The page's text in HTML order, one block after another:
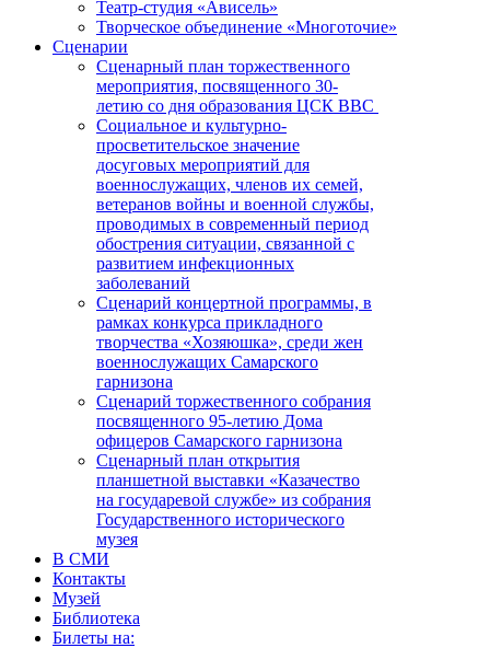
Театр-студия «Ависель»
Творческое объединение «Многоточие»
Сценарии
Сценарный план торжественного
мероприятия, посвященного 30-
летию со дня образования ЦСК ВВС
Социальное и культурно-
просветительское значение
досуговых мероприятий для
военнослужащих, членов их семей,
ветеранов войны и военной службы,
проводимых в современный период
обострения ситуации, связанной с
развитием инфекционных
заболеваний
Сценарий концертной программы, в
рамках конкурса прикладного
творчества «Хозяюшка», среди жен
военнослужащих Самарского
гарнизона
Сценарий торжественного собрания
посвященного 95-летию Дома
офицеров Самарского гарнизона
Сценарный план открытия
планшетной выставки «Казачество
на государевой службе» из собрания
Государственного исторического
музея
В СМИ
Контакты
Музей
Библиотека
Билеты на: